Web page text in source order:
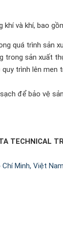
khí và khí, bao
quá trình sản
trong sản xuất
trình lên men
để bảo vệ
TECHNICAL
Minh, Việt Nam